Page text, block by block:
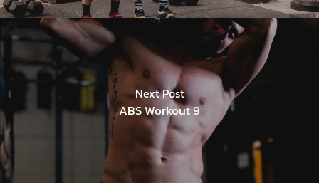
Next Post
ABS Workout 9